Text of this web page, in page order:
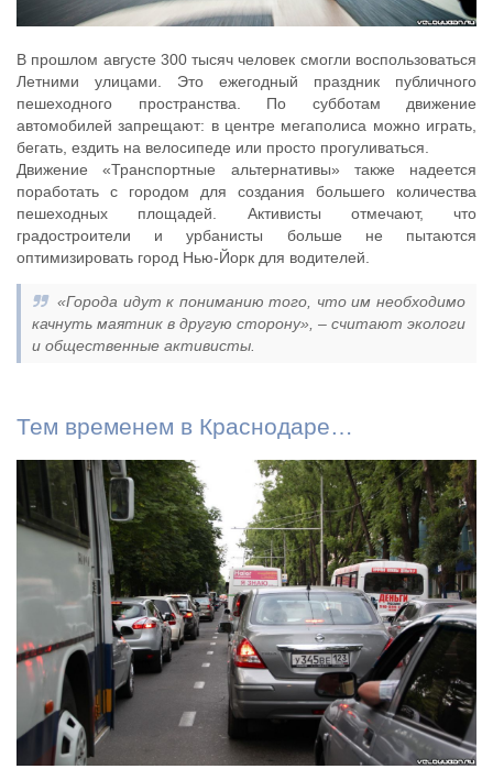
В прошлом августе 300 тысяч человек смогли воспользоваться
Летними улицами. Это ежегодный праздник публичного
пешеходного пространства. По субботам движение
автомобилей запрещают: в центре мегаполиса можно играть,
бегать, ездить на велосипеде или просто прогуливаться.
Движение «Транспортные альтернативы» также надеется
поработать с городом для создания большего количества
пешеходных площадей. Активисты отмечают, что
градостроители и урбанисты больше не пытаются
оптимизировать город Нью-Йорк для водителей.
«Города идут к пониманию того, что им необходимо
качнуть маятник в другую сторону», – считают экологи
и общественные активисты.
Тем временем в Краснодаре…